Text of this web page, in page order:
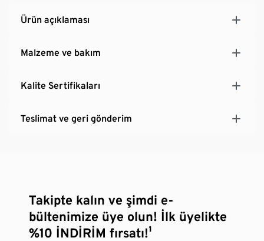
Zemin koruyucular dahildir
Tik görünümlü, yağlanmış masif ahşaptan
Ürün açıklaması
Malzeme ve bakım
Kalite Sertifikaları
Teslimat ve geri gönderim
Takipte kalın ve şimdi e-
bültenimize üye olun! İlk üyelikte
%10 İNDİRİM fırsatı!¹